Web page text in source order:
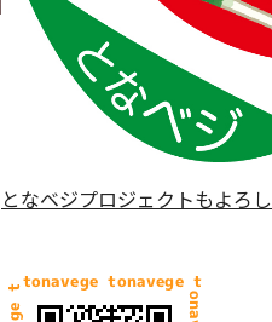
となベジプロジェクトもよろ